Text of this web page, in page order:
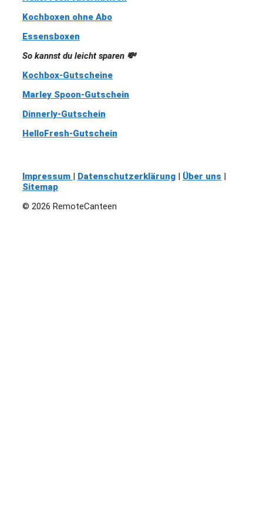
Kochboxen ohne Abo
Essensboxen
So kannst du leicht sparen 💸
Kochbox-Gutscheine
Marley Spoon-Gutschein
Dinnerly-Gutschein
HelloFresh-Gutschein
Impressum | Datenschutzerklärung | Über uns |
Sitemap
© 2026 RemoteCanteen